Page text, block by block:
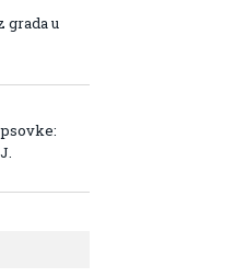
grada u